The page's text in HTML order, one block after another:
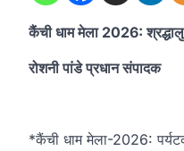
कैंची धाम मेला 2026:
रोशनी पांडे प्रधान संपादक
*कैंची धाम मेला-2026: